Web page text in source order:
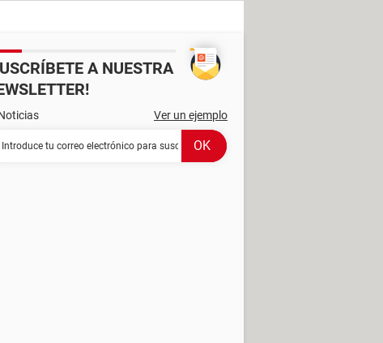
A NUESTRA
Ver un ejemplo